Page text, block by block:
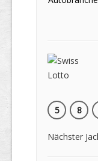
5
8
Nächster